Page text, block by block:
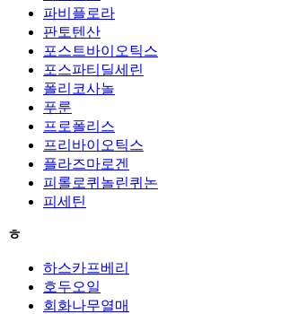
파비플로라
판토텐산
포스트바이오틱스
포스파티딜세린
폴리코사놀
푸룬
프로폴리스
프리바이오틱스
플라즈마로겐
피롤로퀴놀린퀴논
피세틴
ㅎ
하스카프베리
호두오일
회화나무열매